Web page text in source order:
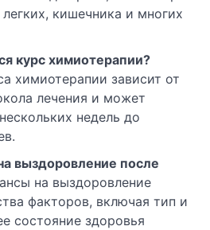
кишечника и многих
курс химиотерапии?
химиотерапии зависит от
лечения и может
недель до
выздоровление после
на выздоровление
факторов, включая тип и
состояние здоровья